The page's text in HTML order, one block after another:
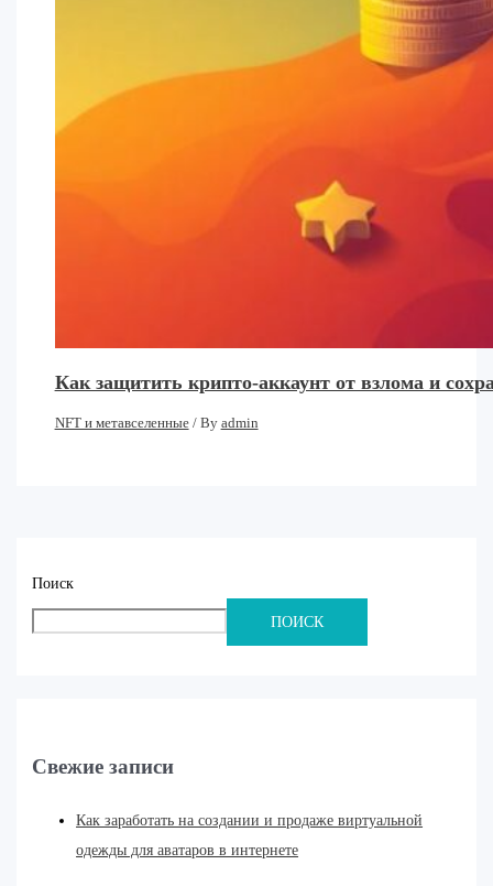
Как защитить крипто-аккаунт от взлома и
NFT и метавселенные/ By admin
Поиск
ПОИСК
Свежие записи
Как заработать на создании и продаже виртуальной
одежды для аватаров в интернете